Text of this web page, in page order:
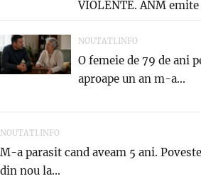
VIOLENTE. ANM emite
NOUTATI.INFO
O femeie de 79 de ani
aproape un an m-a...
NOUTATI.INFO
M-a parasit cand aveam 5 ani.
din nou la...